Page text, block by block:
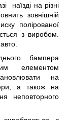
наїзді на різні
зовнішній
полірованої
з виробом.
бампера
елементом
на
а також на
неповторного